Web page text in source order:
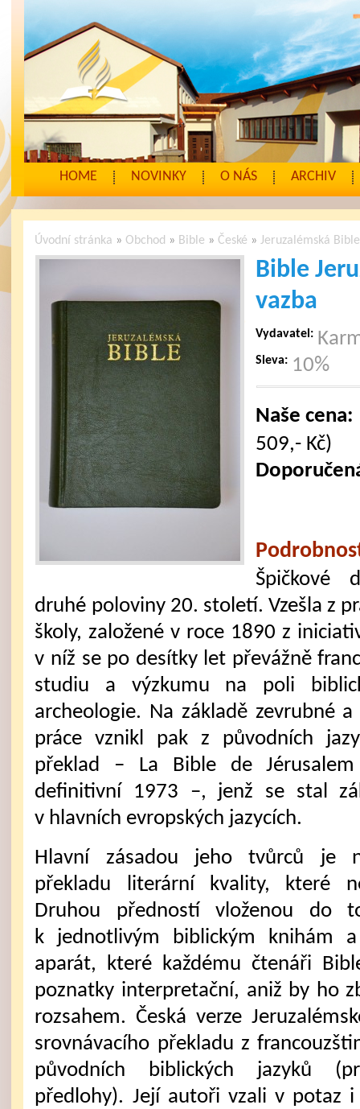
HOME NOVINKY O NÁS ARCHIV
Úvodní stránka » Obchod » Bible » České »Jeruzalémská Bible
Bible
vazba
Vydavatel:
Sleva: 10%
Naše cena:
509,- Kč)
Špičkové
druhé poloviny 20. století. Vzešla z
školy, založené v roce 1890 z
v níž se po desítky let převážně
studiu a výzkumu na poli
archeologie. Na základě zevrubné
práce vznikl pak z původních
překlad – La Bible de
definitivní 1973 –, jenž se stal
v hlavních evropských jazycích.
Hlavní zásadou jeho tvůrců je
překladu literární kvality, které
Druhou předností vloženou do
k jednotlivým biblickým knihám
aparát, které každému čtenáři
poznatky interpretační, aniž by ho
rozsahem. Česká verze
srovnávacího překladu z
původních biblických jazyků
předlohy). Její autoři vzali v potaz